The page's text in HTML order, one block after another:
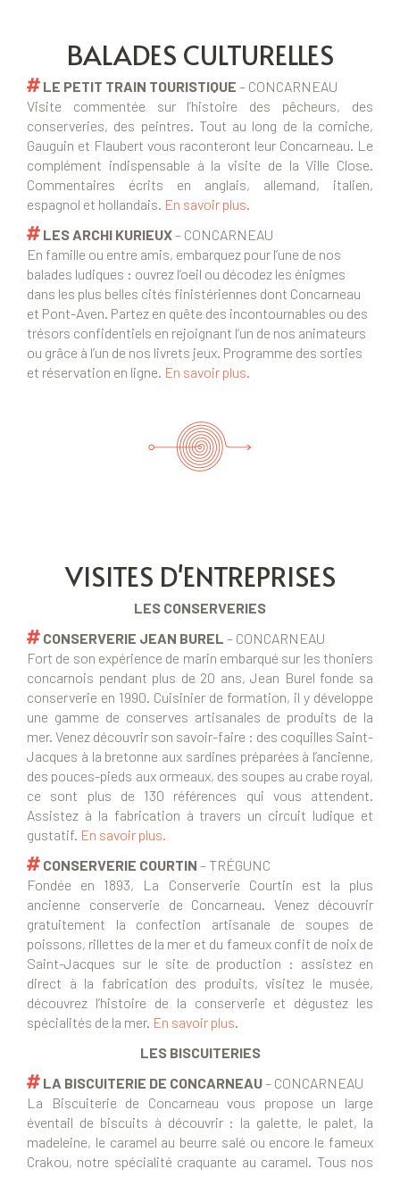
BALADES CULTURELLES
LE PETIT TRAIN TOURISTIQUE – CONCARNEAU
Visite commentée sur l’histoire des pêcheurs, des
conserveries, des peintres. Tout au long de la corniche,
Gauguin et Flaubert vous raconteront leur Concarneau. Le
complément indispensable à la visite de la Ville Close.
Commentaires écrits en anglais, allemand, italien,
espagnol et hollandais. En savoir plus.
LES ARCHI KURIEUX– CONCARNEAU
En famille ou entre amis, embarquez pour l’une de nos
balades ludiques : ouvrez l’oeil ou décodez les énigmes
dans les plus belles cités finistériennes dont Concarneau
et Pont-Aven. Partez en quête des incontournables ou des
trésors confidentiels en rejoignant l’un de nos animateurs
ou grâce à l’un de nos livrets jeux. Programme des sorties
et réservation en ligne. En savoir plus.
VISITES D'ENTREPRISES
LES CONSERVERIES
CONSERVERIE JEAN BUREL – CONCARNEAU
Fort de son expérience de marin embarqué sur les thoniers
concarnois pendant plus de 20 ans, Jean Burel fonde sa
conserverie en 1990. Cuisinier de formation, il y développe
une gamme de conserves artisanales de produits de la
mer. Venez découvrir son savoir-faire : des coquilles Saint-
Jacques à la bretonne aux sardines préparées à l’ancienne,
des pouces-pieds aux ormeaux, des soupes au crabe royal,
ce sont plus de 130 références qui vous attendent.
Assistez à la fabrication à travers un circuit ludique et
gustatif. En savoir plus.
CONSERVERIE COURTIN – TRÉGUNC
Fondée en 1893, La Conserverie Courtin est la plus
ancienne conserverie de Concarneau. Venez découvrir
gratuitement la confection artisanale de soupes de
poissons, rillettes de la mer et du fameux confit de noix de
Saint-Jacques sur le site de production : assistez en
direct à la fabrication des produits, visitez le musée,
découvrez l’histoire de la conserverie et dégustez les
spécialités de la mer. En savoir plus.
LES BISCUITERIES
LA BISCUITERIE DE CONCARNEAU– CONCARNEAU
La Biscuiterie de Concarneau vous propose un large
éventail de biscuits à découvrir : la galette, le palet, la
madeleine, le caramel au beurre salé ou encore le fameux
Crakou, notre spécialité craquante au caramel. Tous nos